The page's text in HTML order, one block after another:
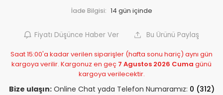
İade Bilgisi:
Fiyatı Düşünce Haber Ver Bu Ürünü Paylaş
Saat 15:00'a kadar verilen siparişler (hafta sonu hariç) aynı gün
kargoya verilir. Kargonuz en geç 7 Agustos 2026 Cuma günü
kargoya verilecektir.
Bize ulaşın:Online Chat yada Telefon Numaramız: 0 (312)